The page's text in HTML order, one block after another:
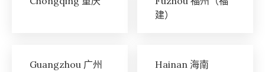
建）
Guangzhou 广州
Hainan 海南